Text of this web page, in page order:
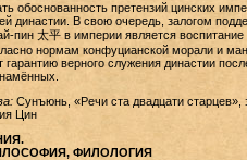
обоснованность претензий цинских
династии. В свою очередь, залогом
пин 太平 в империи является
нормам конфуцианской морали и
гарантию верного служения династии
Сунъюнь, «Речи ста двадцати старцев»,
Цин
ФИЛОЛОГИЯ